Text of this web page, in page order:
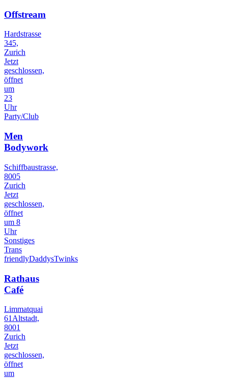
Offstream
Hardstrasse
345,
Zurich
Jetzt
geschlossen,
öffnet
um
23
Uhr
Party/Club
Men
Bodywork
Schiffbaustrasse,
8005
Zurich
Jetzt
geschlossen,
öffnet
um 8
Uhr
Sonstiges
Trans
friendlyDaddysTwinks
Rathaus
Café
Limmatquai
61Altstadt,
8001
Zurich
Jetzt
geschlossen,
öffnet
um